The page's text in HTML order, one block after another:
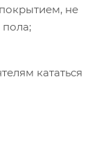
не
пола;
кататься